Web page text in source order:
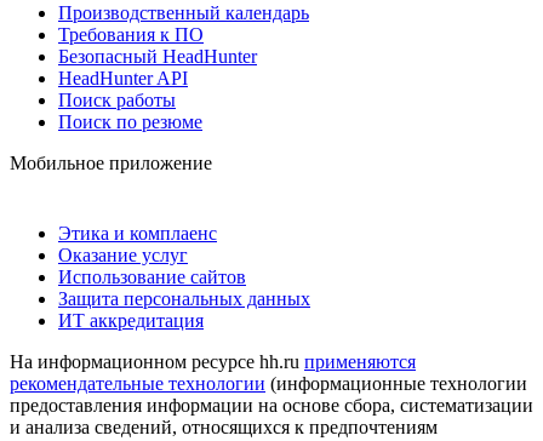
Производственный календарь
Требования к ПО
Безопасный HeadHunter
HeadHunter API
Поиск работы
Поиск по резюме
Мобильное приложение
Этика и комплаенс
Оказание услуг
Использование сайтов
Защита персональных данных
ИТ аккредитация
На информационном ресурсе hh.ru применяются
рекомендательные технологии (информационные технологии
предоставления информации на основе сбора, систематизации
и анализа сведений, относящихся к предпочтениям